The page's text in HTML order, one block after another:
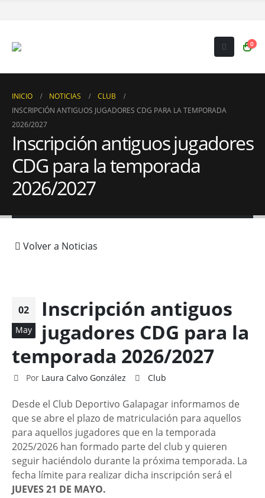
0
INICIO NOTICIAS
CLUB
INSCRIPCIÓN ANTIGUOS JUGADORES CDG PARA LA TEMPORADA
2026/2027
Inscripción antiguos jugadores
CDG para la temporada
2026/2027
Volver a Noticias
02
May
Inscripción antiguos
jugadores CDG para la
temporada 2026/2027
Por Laura Calvo González Club
Desde el Club Deportivo Galapagar informamos de
que se abre el plazo de matriculación para aquellos
para aquellos jugadores que en la temporada
2025/2026 han formado parte del club y quieren
seguir haciéndolo durante la próxima temporada. La
fecha límite para realizar dicha inscripción será el
JUEVES 21 DE MAYO.